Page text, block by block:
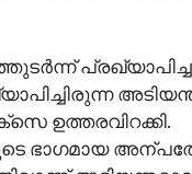
പ്രഖ്യാപിച്ച
ഉത്തരവിറക്കി.
ഭാഗമായ